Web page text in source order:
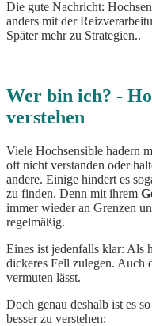
Die gute Nachricht:
anders mit der
Später mehr zu Strategien..
Wer bin ich? -
verstehen
Viele Hochsensible hadern
oft nicht verstanden oder
andere. Einige hindert es
zu finden. Denn mit ihrem
immer wieder an Grenzen
regelmäßig.
Eines ist jedenfalls klar: Als
dickeres Fell zulegen. Auch
vermuten lässt.
Doch genau deshalb ist es
besser zu verstehen: